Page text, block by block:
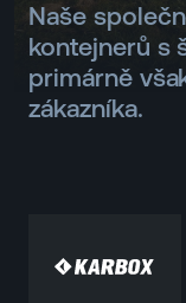
Naše
kontejnerů s
primárně
zákazníka.